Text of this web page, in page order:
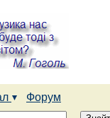
Форум